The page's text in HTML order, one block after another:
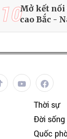
10Mở kết nối
cao Bắc -
Thời sự
Đời sống
Quốc